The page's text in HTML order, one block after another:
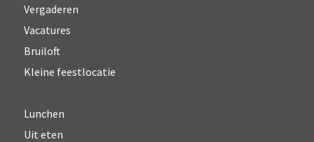
Vergaderen
Vacatures
Bruiloft
Kleine feestlocatie
Lunchen
Uit eten